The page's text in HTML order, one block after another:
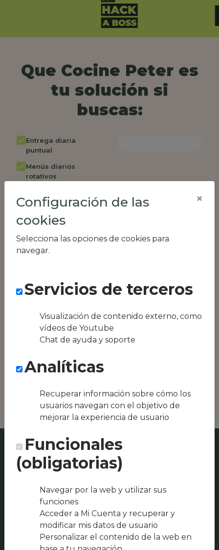
Que Cocine Peter es
tu solución si
buscas:
Entrega diaria
puntual
Menús diarios
rotativos
semanalmente
Factura única
Acceso individual
RR.HH
equipos híbridos
Conseguimos la
oferta local de tu
ser Axo Q Pizza o
Configuración de las
cookies
Selecciona las opciones de cookies para
navegar.
×
Servicios de terceros
Visualización de contenido externo, como
vídeos de Youtube
Chat de ayuda y soporte
Analíticas
Recuperar información sobre cómo los
usuarios navegan con el objetivo de
mejorar la experiencia de usuario
Funcionales
(obligatorias)
Navegar por la web y utilizar sus
funciones
Acceder a Mi Cuenta y recuperar y
modificar mis datos de usuario
Personalizar el contenido de la web en